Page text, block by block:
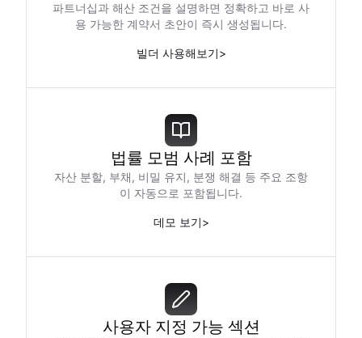
파트너십과 해산 조건을 설명하면 정확하고 바로 사
용 가능한 계약서 초안이 즉시 생성됩니다.
빌더 사용해보기>
법률 모범 사례 포함
자산 분할, 부채, 비밀 유지, 분쟁 해결 등 주요 조항
이 자동으로 포함됩니다.
데모 보기>
사용자 지정 가능 섹션